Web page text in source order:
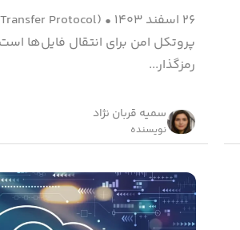
۲۶ اسفند ۱۴۰۳ •
رمزگذار...
سمیه قربان نژاد
نویسنده